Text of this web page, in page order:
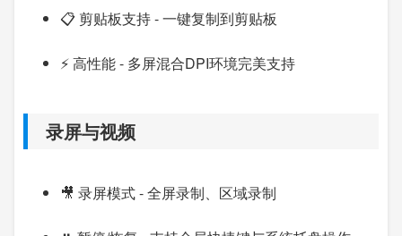
📋 剪贴板支持 - 一键复制到剪贴板
⚡ 高性能 - 多屏混合DPI环境完美支持
录屏与视频
🎥 录屏模式 - 全屏录制、区域录制